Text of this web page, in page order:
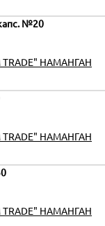
№20
TRADE" НАМАНГАН
TRADE" НАМАНГАН
TRADE" НАМАНГАН